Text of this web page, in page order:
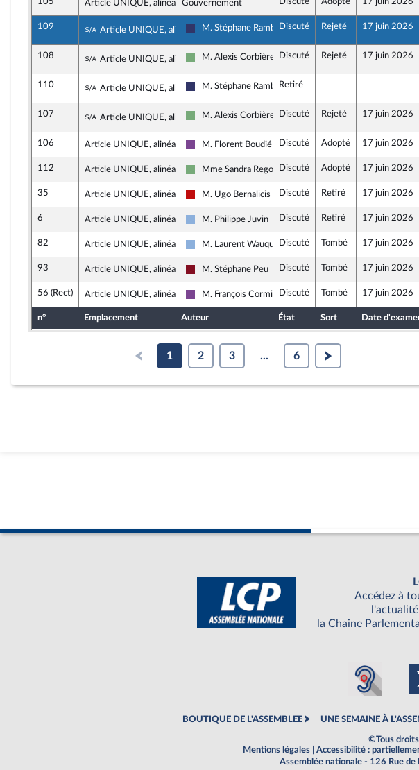
Article UNIQUE, alinéa 2Gouvernement
109 Sous-amendement de l'amendement n°105
Article UNIQUE, alinéa 2Rassemblement National
M. Stéphane RambaudDiscuté Rejeté 17 juin 2026
108 Sous-amendement de l'amendement n°105
Article UNIQUE, alinéa 2Écologiste et Social
M. Alexis Corbière Discuté Rejeté 17 juin 2026
110 Sous-amendement de l'amendement n°105
Article UNIQUE, alinéa 2Rassemblement National
M. Stéphane RambaudRetiré
107 Sous-amendement de l'amendement n°105
Article UNIQUE, alinéa 2Écologiste et Social
M. Alexis Corbière Discuté Rejeté 17 juin 2026
106 Article UNIQUE, alinéa 2
Ensemble pour la République
M. Florent Boudié Discuté Adopté 17 juin 2026
112 Article UNIQUE, alinéa 2
Écologiste et Social
Mme Sandra Regol Discuté Adopté 17 juin 2026
35 Article UNIQUE, alinéa 2
La France insoumise - Nouveau Front Populaire
M. Ugo Bernalicis Discuté Retiré 17 juin 2026
6 Article UNIQUE, alinéa 2
Droite Républicaine
M. Philippe Juvin Discuté Retiré 17 juin 2026
82 Article UNIQUE, alinéa 2
Droite Républicaine
M. Laurent WauquiezDiscuté Tombé 17 juin 2026
93 Article UNIQUE, alinéa 2
Gauche Démocrate et Républicaine
M. Stéphane Peu Discuté Tombé 17 juin 2026
56 (Rect) Article UNIQUE, alinéa 2
Ensemble pour la République
M. François Cormier-Bouligeon
Discuté Tombé 17 juin 2026
n° Emplacement Auteur État Sort Date
1 2 3 ... 6
Accédez à
la Chaine
BOUTIQUE DE L'ASSEMBLEE UNE SEMAINE À
©Tous
Mentions légales
Accessibilité :
Assemblée nationale - 126 Rue